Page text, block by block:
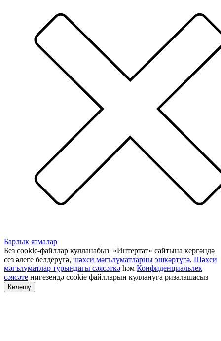
Барлык язмалар
Без cookie-файллар кулланабыз. «Интертат» сайтына кергәндә
сез әлеге белдерүгә, шәхси мәгълүматларны эшкәртүгә, Шәхси
мәгълүматлар турындагы сәясәткә һәм Конфиденциальлек
сәясәте нигезендә cookie файлларын куллануга ризалашасыз
Килешү